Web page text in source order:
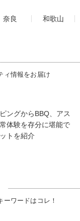
奈良
和歌山
ィ情報をお届け
ングからBBQ、アス
体験を存分に堪能で
トを紹介
ワードはコレ！